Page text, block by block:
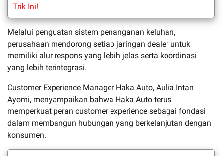
Trik Ini!
Melalui penguatan sistem penanganan keluhan,
perusahaan mendorong setiap jaringan dealer untuk
memiliki alur respons yang lebih jelas serta koordinasi
yang lebih terintegrasi.
Customer Experience Manager Haka Auto, Aulia Intan
Ayomi, menyampaikan bahwa Haka Auto terus
memperkuat peran customer experience sebagai fondasi
dalam membangun hubungan yang berkelanjutan dengan
konsumen.